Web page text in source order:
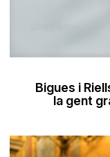
Bigues i
la gent